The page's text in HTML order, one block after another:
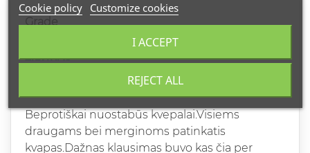
Grade
ŽILVINAS
Beprotiškai nuostabūs kvepalai.Visiems
draugams bei merginoms patinkatis
kvapas.Dažnas klausimas buvo kas čia per
Cookie policy Customize cookies
REJECT ALL
I ACCEPT